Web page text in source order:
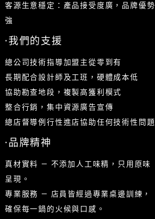
客源生意穩定：產品接受度廣，品牌優勢
強
·我們的支援
總公司技術指導加盟主從零到有
長期配合設計師及工班，硬體成本低
協助勘查地段，複製高獲利模式
整合行銷，集中資源廣告宣傳
總店督導例行性進店協助任何技術性問題
·品牌精神
真材實料 — 不添加人工味精，只用原味
呈現。
專業服務 — 店員皆經過專業桌邊訓練，
確保每一鍋的火候與口感。